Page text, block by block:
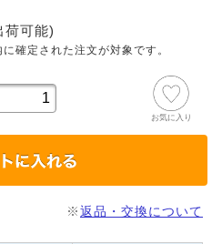
荷可能)
に確定された注文が対象です。
お気に入り
※返品・交換について